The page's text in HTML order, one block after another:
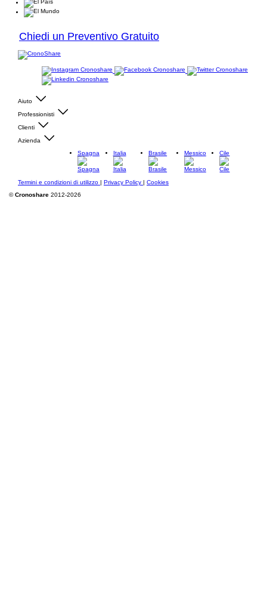
Chiedi un Preventivo Gratuito
Aiuto
Professionisti
Clienti
Azienda
Spagna
Italia Brasile Messico Cile
Termini e condizioni di utilizzo | Privacy Policy | Cookies
©Cronoshare 2012-2026